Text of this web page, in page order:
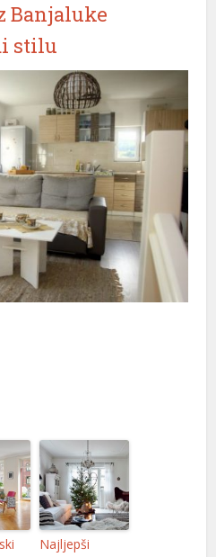
Banjaluke
stilu
Najljepši